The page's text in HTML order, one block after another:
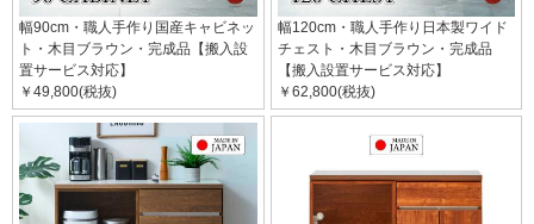
幅90cm・職人手作り国産キャビネッ
ト・木目ブラウン・完成品【搬入設
置サービス対応】
￥49,800(税抜)
幅120cm・職人手作り日本製ワイド
チェスト・木目ブラウン・完成品
【搬入設置サービス対応】
￥62,800(税抜)